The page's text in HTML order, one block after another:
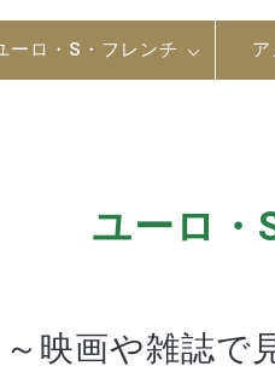
ーロ・S・フレンチ
ユーロ・
～映画や雑誌で